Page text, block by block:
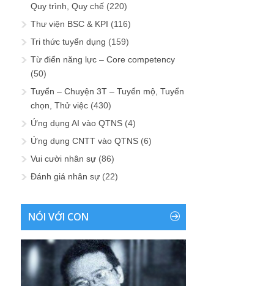
Quy trình, Quy chế (220)
Thư viện BSC & KPI (116)
Tri thức tuyển dụng (159)
Từ điển năng lực – Core competency
(50)
Tuyển – Chuyện 3T – Tuyển mộ, Tuyển
chọn, Thử việc (430)
Ứng dụng AI vào QTNS (4)
Ứng dụng CNTT vào QTNS (6)
Vui cười nhân sự (86)
Đánh giá nhân sự (22)
NÓI VỚI CON